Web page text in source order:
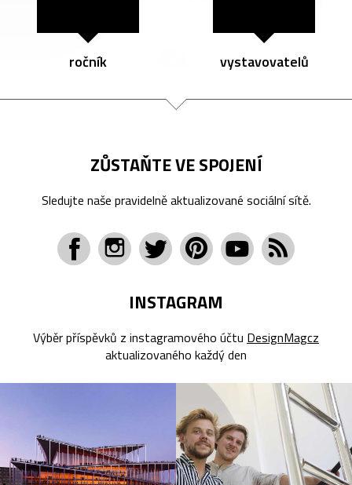
ročník vystavovatelů
ZŮSTAŇTE VE SPOJENÍ
Sledujte naše pravidelně aktualizované sociální sítě.
INSTAGRAM
Výběr příspěvků z instagramového účtu DesignMagcz
aktualizovaného každý den